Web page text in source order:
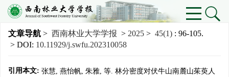
文章导航 > 西南林业大学学报 > 2025 > 45(1) : 96-105.
> DOI: 10.11929/j.swfu.202310058
引用本文: 张慧, 燕怡帆, 朱雅, 等. 林分密度对伏牛山南麓山茱萸人